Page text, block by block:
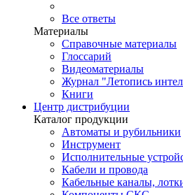
Все ответы
Материалы
Справочные материалы
Глоссарий
Видеоматериалы
Журнал "Летопись
Книги
Центр дистрибуции
Каталог продукции
Автоматы и рубильники
Инструмент
Исполнительные
Кабели и провода
Кабельные каналы,